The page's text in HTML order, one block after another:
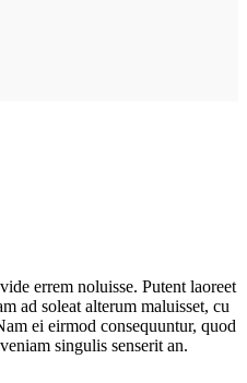
errem noluisse. Putent laoreet
ad soleat alterum maluisset, cu
ei eirmod consequuntur, quod
singulis senserit an.